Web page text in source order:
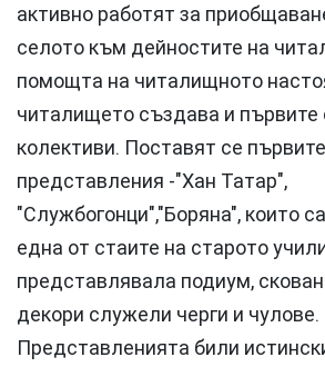
активно работят за
селото към дейностите на
помощта на читалищното
читалището създава и първите
колективи. Поставят се
представления -"Хан Татар",
"Службогонци","Боряна", които
една от стаите на старото
представлявала подиум,
декори служели черги и чулове.
Представленията били